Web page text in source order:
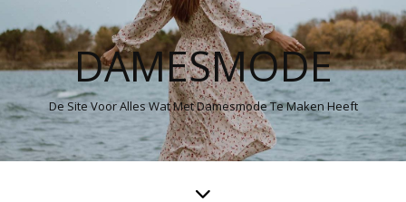
DAMESMODE
De Site Voor Alles Wat Met Damesmode Te Maken Heeft